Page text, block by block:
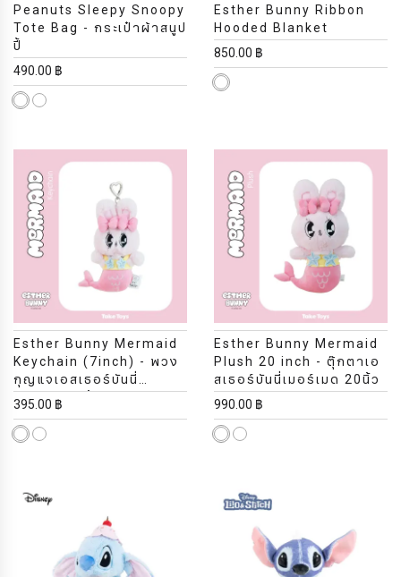
Peanuts Sleepy Snoopy
Tote Bag - กระเป๋าผ้าสนูป
ปี้
490.00 ฿
Esther Bunny Ribbon
Hooded Blanket
850.00 ฿
Esther Bunny Mermaid
Keychain (7inch) - พวง
กุญแจเอสเธอร์บันนี่
เมอร์เมด 7นิ้ว
395.00 ฿
Esther Bunny Mermaid
Plush 20 inch - ตุ๊กตาเอ
สเธอร์บันนี่เมอร์เมด 20นิ้ว
990.00 ฿